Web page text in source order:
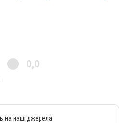
0,0
на наші джерела